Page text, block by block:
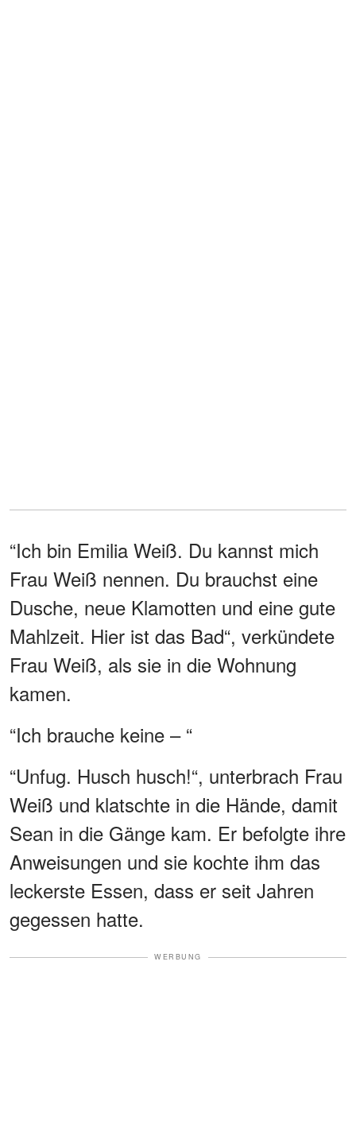
“Ich bin Emilia Weiß. Du kannst mich
Frau Weiß nennen. Du brauchst eine
Dusche, neue Klamotten und eine gute
Mahlzeit. Hier ist das Bad“, verkündete
Frau Weiß, als sie in die Wohnung
kamen.
“Ich brauche keine – “
“Unfug. Husch husch!“, unterbrach Frau
Weiß und klatschte in die Hände, damit
Sean in die Gänge kam. Er befolgte ihre
Anweisungen und sie kochte ihm das
leckerste Essen, dass er seit Jahren
gegessen hatte.
WERBUNG